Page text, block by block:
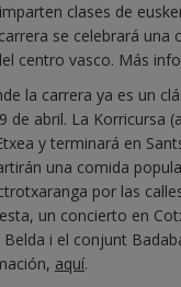
clases de
se celebrará una
centro vasco. Más
la carrera ya es un
de abril. La Korricursa
y terminará en
una comida
por las
un concierto en
i el conjunt
aquí.